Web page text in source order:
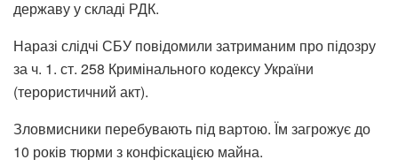
державу у складі РДК.
Наразі слідчі СБУ повідомили затриманим про підозру
за ч. 1. ст. 258 Кримінального кодексу України
(терористичний акт).
Зловмисники перебувають під вартою. Їм загрожує до
10 років тюрми з конфіскацією майна.